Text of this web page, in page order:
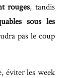
rouges, tandis
sous les
pas le coup
éviter les week